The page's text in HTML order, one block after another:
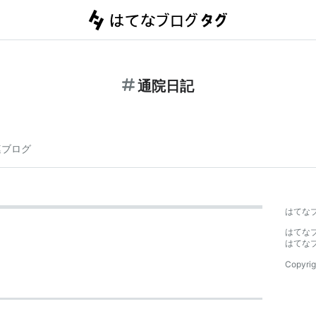
通院日記
ログ
はてな
はてな
はてな